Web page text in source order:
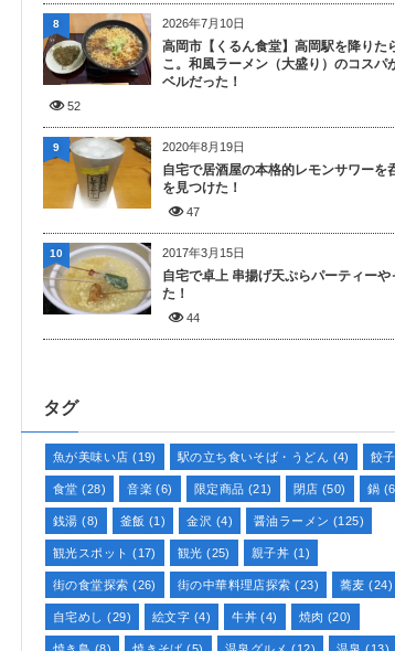
2026年7月10日
高岡市【くるん食堂】高岡駅を降りた
こ。和風ラーメン（大盛り）のコスパ
ベルだった！
52
8
2020年8月19日
自宅で居酒屋の本格的レモンサワーを
を見つけた！
47
9
2017年3月15日
自宅で卓上 串揚げ天ぷらパーティーや
た！
44
10
タグ
魚が美味い店 (19) 駅の立ち食いそば・うどん (4) 餃子
食堂 (28) 音楽 (6) 限定商品 (21) 閉店 (50) 鍋
銭湯 (8) 釜飯 (1) 金沢 (4) 醤油ラーメン (125)
観光スポット (17) 観光 (25) 親子丼 (1)
街の食堂探索 (26) 街の中華料理店探索 (23) 蕎麦 (24)
自宅めし (29) 絵文字 (4) 牛丼(4) 焼肉 (20)
焼き鳥 (8) 焼きそば (5) 温泉グルメ (12) 温泉 (13)